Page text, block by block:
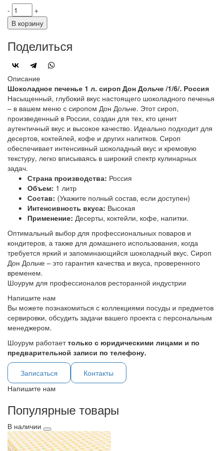
-
+
В корзину
Поделиться
Описание
Шоколадное печенье 1 л. сироп Дон Дольче /1/6/. Россия
Насыщенный, глубокий вкус настоящего шоколадного печенья
– в вашем меню с сиропом Дон Дольче. Этот сироп,
произведенный в России, создан для тех, кто ценит
аутентичный вкус и высокое качество. Идеально подходит для
десертов, коктейлей, кофе и других напитков. Сироп
обеспечивает интенсивный шоколадный вкус и кремовую
текстуру, легко вписываясь в широкий спектр кулинарных
задач.
Страна производства: Россия
Объем: 1 литр
Состав: (Укажите полный состав, если доступен)
Интенсивность вкуса: Высокая
Применение: Десерты, коктейли, кофе, напитки.
Оптимальный выбор для профессиональных поваров и
кондитеров, а также для домашнего использования, когда
требуется яркий и запоминающийся шоколадный вкус. Сироп
Дон Дольче – это гарантия качества и вкуса, проверенного
временем.
Шоурум для профессионалов ресторанной индустрии
Напишите нам
Вы можете познакомиться с коллекциями посуды и предметов
сервировки, обсудить задачи вашего проекта с персональным
менеджером.
Шоурум работаеттолько с юридическими лицами и по
предварительной записи по телефону.
Записаться
Контакты
Напишите нам
Популярные товары
В наличии